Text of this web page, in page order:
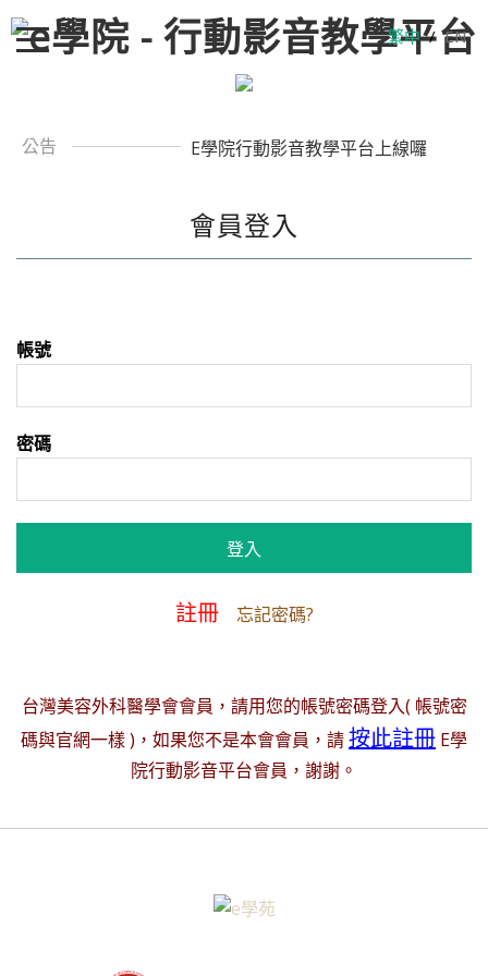
繁中 / EN
公告 E學院行動影音教學平台上線囉
會員登入
帳號
密碼
註冊 忘記密碼?
台灣美容外科醫學會會員，請用您的帳號密碼登入( 帳號密
碼與官網一樣 )，如果您不是本會會員，請按此註冊 E學
院行動影音平台會員，謝謝。